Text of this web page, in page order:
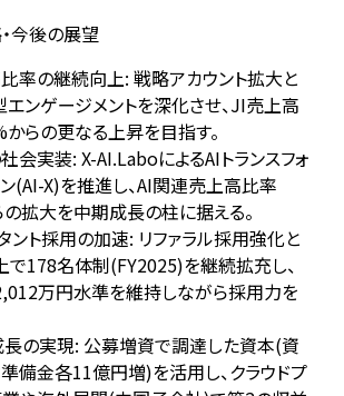
今後の展望
率の継続向上: 戦略アカウント拡大と
ンゲージメントを深化させ、JI売上高
らの更なる上昇を目指す。
会実装: X-AI.LaboによるAIトランスフォ
(AI-X)を推進し、AI関連売上高比率
拡大を中期成長の柱に据える。
ント採用の加速: リファラル採用強化と
で178名体制(FY2025)を継続拡充し、
万円水準を維持しながら採用力を
の実現: 公募増資で調達した資本(資
備金各11億円増)を活用し、クラウドプ